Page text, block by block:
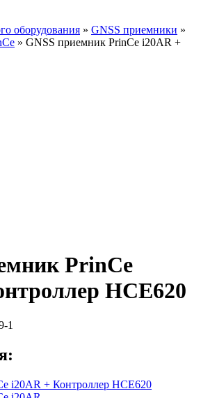
оборудования » GNSS приемники »
» GNSS приемник PrinCe i20AR +
PrinCe
НСЕ620
1
i20AR + Контроллер НСЕ620